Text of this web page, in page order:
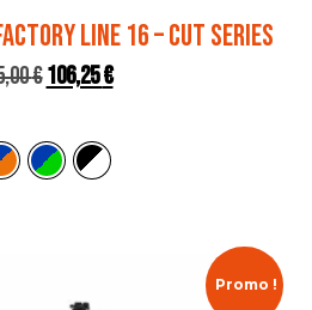
LINE 16 – CUT SERIES
€106,25€
Promo !